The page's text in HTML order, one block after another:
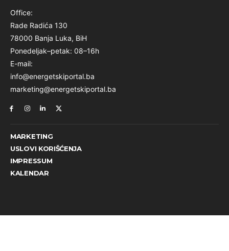
Office:
Rade Radića 130
78000 Banja Luka, BiH
Ponedeljak–petak: 08–16h
E-mail:
info@energetskiportal.ba
marketing@energetskiportal.ba
MARKETING
USLOVI KORIŠĆENJA
IMPRESSUM
KALENDAR